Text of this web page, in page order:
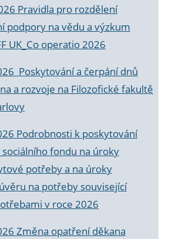
Pravidla pro rozdělení
podpory na vědu a výzkum
UK_Co operatio 2026
Poskytování a čerpání dnů
a rozvoje na Filozofické fakultě
Podrobnosti k poskytování
fondu na úroky
potřeby a na úroky
na potřeby související
v roce 2026
Změna opatření děkana